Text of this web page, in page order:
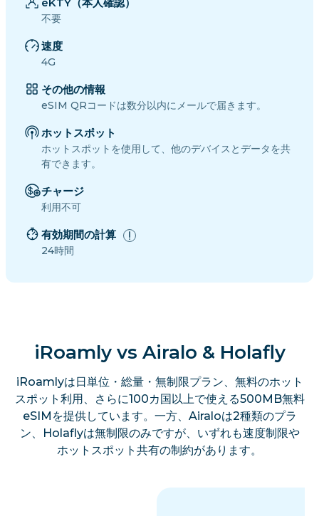
eKTY（本人確認）
不要
速度
4G
その他の情報
eSIM QRコードは数分以内にメールで届きます。
ホットスポット
ホットスポットを使用して、他のデバイスとデータを共
有できます。
チャージ
利用不可
有効期間の計算
24時間
iRoamly vs Airalo & Holafly
iRoamlyは日単位・総量・無制限プラン、無料のホット
スポット利用、さらに100カ国以上で使える500MB無料
eSIMを提供しています。一方、Airaloは2種類のプラ
ン、Holaflyは無制限のみですが、いずれも速度制限や
ホットスポット共有の制約があります。